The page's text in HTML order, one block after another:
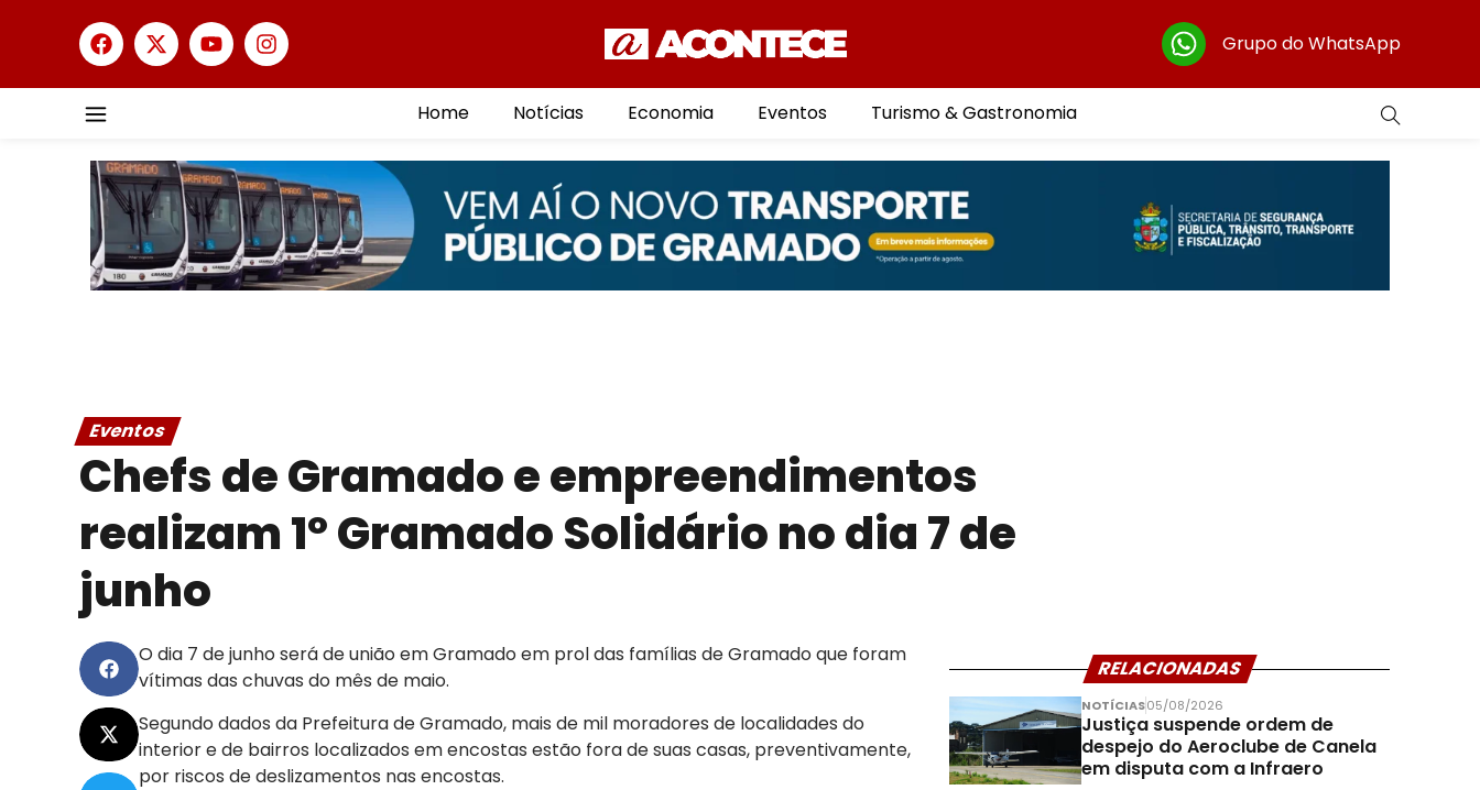
Grupo do WhatsApp
Home Notícias Economia Eventos Turismo & Gastronomia
Eventos
Chefs de Gramado e empreendimentos
realizam 1º Gramado Solidário no dia 7 de
junho
O dia 7 de junho será de união em Gramado em prol das famílias de Gramado que foram
vítimas das chuvas do mês de maio.
Segundo dados da Prefeitura de Gramado, mais de mil moradores de localidades do
interior e de bairros localizados em encostas estão fora de suas casas, preventivamente,
por riscos de deslizamentos nas encostas.
RELACIONADAS
NOTÍCIAS05/08/2026
Justiça suspende ordem de
despejo do Aeroclube de Canela
em disputa com a Infraero